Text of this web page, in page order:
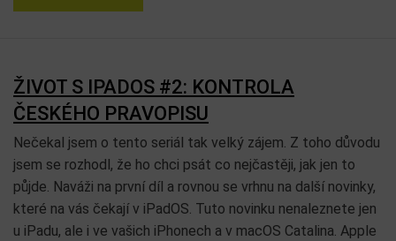
ŽIVOT S IPADOS #2: KONTROLA
ČESKÉHO PRAVOPISU
Nečekal jsem o tento seriál tak velký zájem. Z toho důvodu
jsem se rozhodl, že ho chci psát co nejčastěji, jak jen to
půjde. Naváži na první díl a rovnou se vrhnu na další novinky,
které na vás čekají v iPadOS. Tuto novinku nenaleznete jen
u iPadu, ale i ve vašich iPhonech a v macOS Catalina. Apple